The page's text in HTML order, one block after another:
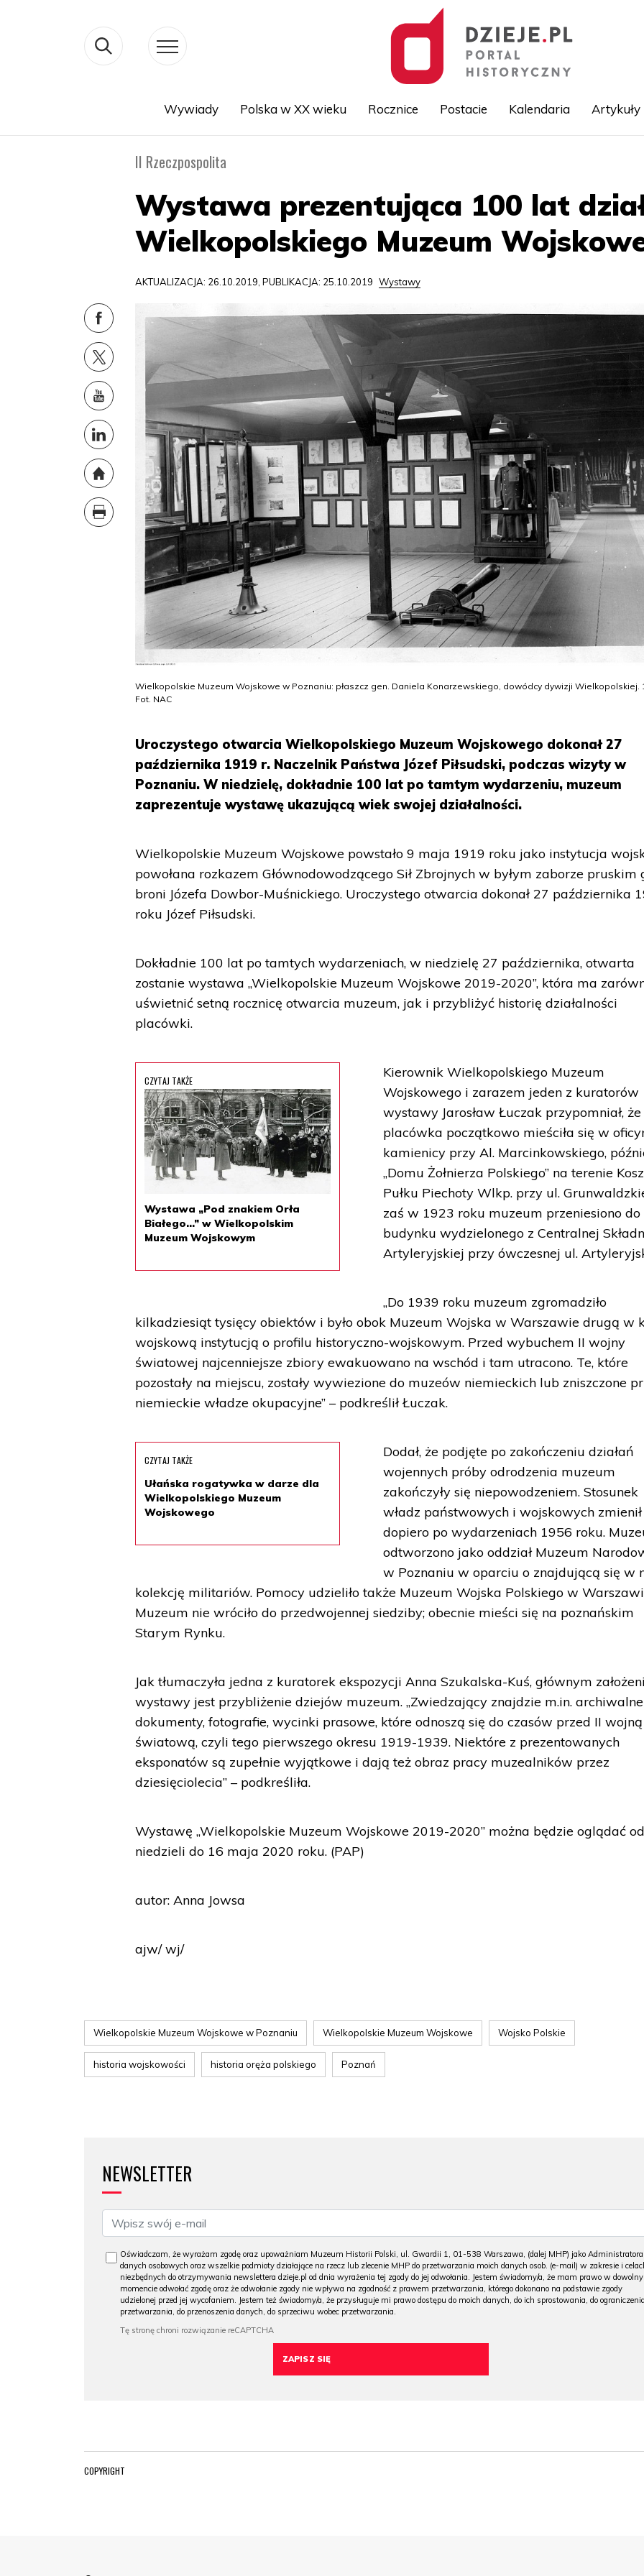
Wywiady Polska w XX wieku Rocznice Postacie Kalendaria Artykuły
II Rzeczpospolita
Wystawa prezentująca 100 lat
Wielkopolskiego Muzeum
AKTUALIZACJA: 26.10.2019, PUBLIKACJA: 25.10.2019 Wystawy
Wielkopolskie Muzeum Wojskowe w Poznaniu: płaszcz gen. Daniela Konarzewskiego, dowódcy dywizji Wielkopolskiej.
Fot. NAC
Uroczystego otwarcia Wielkopolskiego Muzeum Wojskowego dokonał 27
października 1919 r. Naczelnik Państwa Józef Piłsudski, podczas wizyty w
Poznaniu. W niedzielę, dokładnie 100 lat po tamtym wydarzeniu, muzeum
zaprezentuje wystawę ukazującą wiek swojej działalności.
Wielkopolskie Muzeum Wojskowe powstało 9 maja 1919 roku jako instytucja
powołana rozkazem Głównodowodzącego Sił Zbrojnych w byłym zaborze pruskim
broni Józefa Dowbor-Muśnickiego. Uroczystego otwarcia dokonał 27 października
roku Józef Piłsudski.
Dokładnie 100 lat po tamtych wydarzeniach, w niedzielę 27 października, otwarta
zostanie wystawa „Wielkopolskie Muzeum Wojskowe 2019-2020”, która ma
uświetnić setną rocznicę otwarcia muzeum, jak i przybliżyć historię działalności
placówki.
CZYTAJ TAKŻE
Wystawa „Pod znakiem Orła
Białego…” w Wielkopolskim
Muzeum Wojskowym
Kierownik Wielkopolskiego Muzeum
Wojskowego i zarazem jeden z kuratorów
wystawy Jarosław Łuczak przypomniał, że
placówka początkowo mieściła się w
kamienicy przy Al. Marcinkowskiego,
„Domu Żołnierza Polskiego” na terenie
Pułku Piechoty Wlkp. przy ul.
zaś w 1923 roku muzeum przeniesiono do
budynku wydzielonego z Centralnej
Artyleryjskiej przy ówczesnej ul.
„Do 1939 roku muzeum zgromadziło
kilkadziesiąt tysięcy obiektów i było obok Muzeum Wojska w Warszawie drugą w
wojskową instytucją o profilu historyczno-wojskowym. Przed wybuchem II wojny
światowej najcenniejsze zbiory ewakuowano na wschód i tam utracono. Te, które
pozostały na miejscu, zostały wywiezione do muzeów niemieckich lub zniszczone
niemieckie władze okupacyjne” – podkreślił Łuczak.
CZYTAJ TAKŻE
Ułańska rogatywka w darze dla
Wielkopolskiego Muzeum
Wojskowego
Dodał, że podjęte po zakończeniu działań
wojennych próby odrodzenia muzeum
zakończyły się niepowodzeniem. Stosunek
władz państwowych i wojskowych zmienił
dopiero po wydarzeniach 1956 roku.
odtworzono jako oddział Muzeum
w Poznaniu w oparciu o znajdującą się w
kolekcję militariów. Pomocy udzieliło także Muzeum Wojska Polskiego w
Muzeum nie wróciło do przedwojennej siedziby; obecnie mieści się na poznańskim
Starym Rynku.
Jak tłumaczyła jedna z kuratorek ekspozycji Anna Szukalska-Kuś, głównym
wystawy jest przybliżenie dziejów muzeum. „Zwiedzający znajdzie m.in. archiwalne
dokumenty, fotografie, wycinki prasowe, które odnoszą się do czasów przed II wojną
światową, czyli tego pierwszego okresu 1919-1939. Niektóre z prezentowanych
eksponatów są zupełnie wyjątkowe i dają też obraz pracy muzealników przez
dziesięciolecia” – podkreśliła.
Wystawę „Wielkopolskie Muzeum Wojskowe 2019-2020” można będzie oglądać od
niedzieli do 16 maja 2020 roku. (PAP)
autor: Anna Jowsa
ajw/ wj/
Wielkopolskie Muzeum Wojskowe w Poznaniu Wielkopolskie Muzeum Wojskowe Wojsko Polskie
historia wojskowości historia oręża polskiego Poznań
NEWSLETTER
Oświadczam, że wyrażam zgodę oraz upoważniam Muzeum Historii Polski, ul. Gwardii 1, 01-538 Warszawa, (dalej MHP) jako Administratora
danych osobowych oraz wszelkie podmioty działające na rzecz lub zlecenie MHP do przetwarzania moich danych osob. (e-mail) w zakresie i
niezbędnych do otrzymywania newslettera dzieje.pl od dnia wyrażenia tej zgody do jej odwołania. Jestem świadomy/a, że mam prawo w
momencie odwołać zgodę oraz że odwołanie zgody nie wpływa na zgodność z prawem przetwarzania, którego dokonano na podstawie zgody
udzielonej przed jej wycofaniem. Jestem też świadomy/a, że przysługuje mi prawo dostępu do moich danych, do ich sprostowania, do ograniczenia
przetwarzania, do przenoszenia danych, do sprzeciwu wobec przetwarzania.
COPYRIGHT